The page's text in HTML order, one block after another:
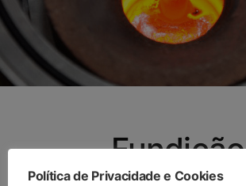
Fundição
Política de Privacidade e Cookies